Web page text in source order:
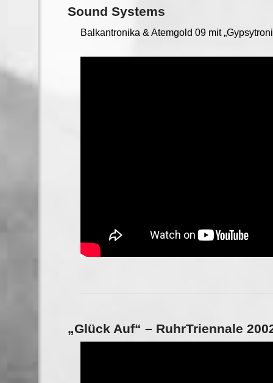
Sound Systems
Balkantronika & Atemgold 09 mit
„Glück Auf“ – RuhrTriennale